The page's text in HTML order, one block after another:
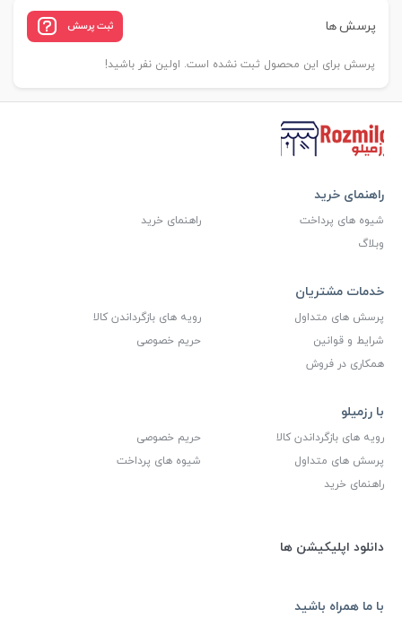
پرسش ها ثبت پرسش
پرسش برای این محصول ثبت نشده است. اولین نفر باشید!
راهنمای خرید
شیوه های پرداخت
راهنمای خرید
وبلاگ
خدمات مشتریان
پرسش های متداول
رویه های بازگرداندن کالا
شرایط و قوانین
حریم خصوصی
همکاری در فروش
با رزمیلو
رویه های بازگرداندن کالا
حریم خصوصی
پرسش های متداول
شیوه های پرداخت
راهنمای خرید
دانلود اپلیکیشن ها
با ما همراه باشید